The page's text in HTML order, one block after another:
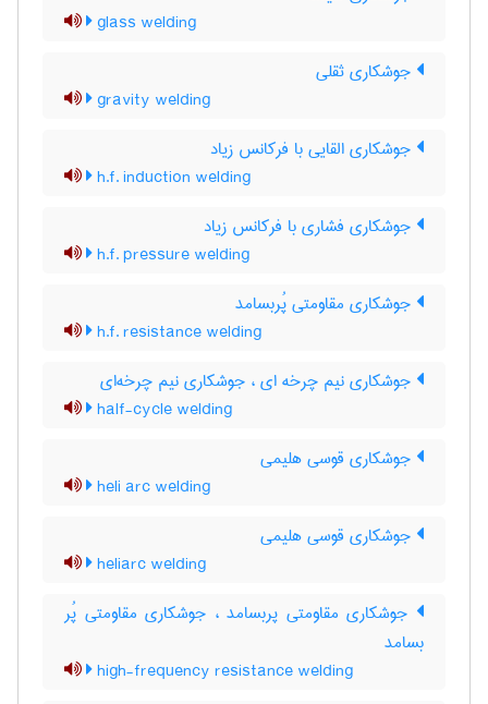
glass welding
جوشکاری ثقلی
gravity welding
جوشکاری القایی با فرکانس زیاد
h.f. induction welding
جوشکاری فشاری با فرکانس زیاد
h.f. pressure welding
جوشکاری مقاومتی پُربسامد
h.f. resistance welding
جوشکاری نیم چرخه ای ، جوشکاری نیم چرخه‌ای
half-cycle welding
جوشکاری قوسی هلیمی
heli arc welding
جوشکاری قوسی هلیمی
heliarc welding
جوشکاری مقاومتی پربسامد ، جوشکاری مقاومتی پُر
بسامد
high-frequency resistance welding